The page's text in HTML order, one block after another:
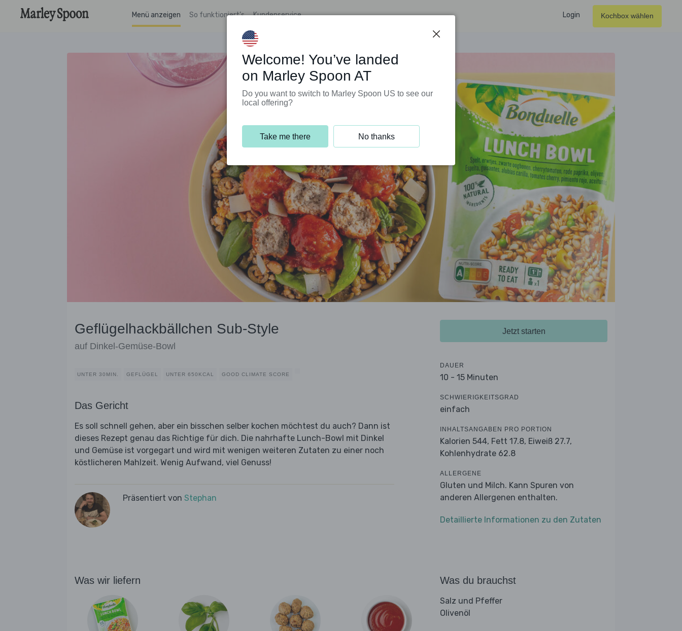
Menü anzeigen So funktioniert’s Kundenservice Login Kochbox wählen
Geflügelhackbällchen Sub-Style
auf Dinkel-Gemüse-Bowl
UNTER 30MIN. GEFLÜGEL UNTER 650KCAL GOOD CLIMATE SCORE
Das Gericht
Es soll schnell gehen, aber ein bisschen selber kochen möchtest du auch? Dann ist
dieses Rezept genau das Richtige für dich. Die nahrhafte Lunch-Bowl mit Dinkel
und Gemüse ist vorgegart und wird mit wenigen weiteren Zutaten zu einer noch
köstlicheren Mahlzeit. Wenig Aufwand, viel Genuss!
Präsentiert von Stephan
Jetzt starten
DAUER
10 - 15 Minuten
SCHWIERIGKEITSGRAD
einfach
INHALTSANGABEN PRO PORTION
Kalorien 544, Fett 17.8, Eiweiß 27.7,
Kohlenhydrate 62.8
ALLERGENE
Gluten und Milch. Kann Spuren von
anderen Allergenen enthalten.
Detaillierte Informationen zu den Zutaten
Was wir liefern Was du brauchst
Salz und Pfeffer
Olivenöl
Welcome! You’ve landed
on Marley Spoon AT
Do you want to switch to Marley Spoon US to see our
local offering?
Take me there No thanks